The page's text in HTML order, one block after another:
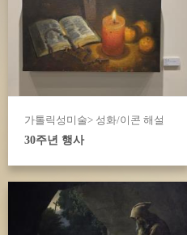
가톨릭성미술> 성화/이콘 해설
30주년 행사